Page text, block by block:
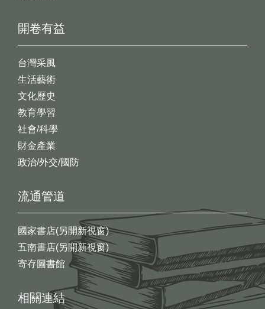
開卷有益
台灣采風
生活藝術
文化歷史
教育學習
社會/科學
財金產業
政治/外交/國防
流通管道
國家書店(另開新視窗)
五南書店(另開新視窗)
寄存圖書館
相關連結